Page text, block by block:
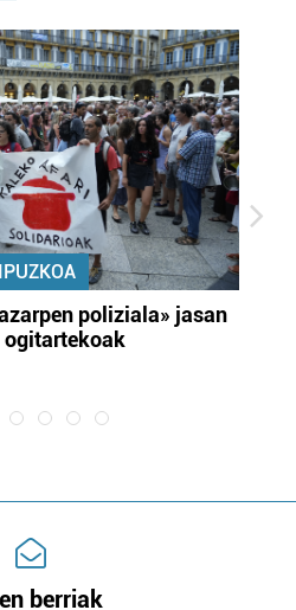
poliziala» jasan
ogitartekoak
berriak